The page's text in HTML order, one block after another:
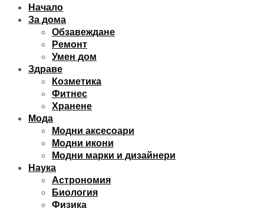
Начало
За дома
Обзавеждане
Ремонт
Умен дом
Здраве
Козметика
Фитнес
Хранене
Мода
Модни аксесоари
Модни икони
Модни марки и дизайнери
Наука
Астрономия
Биология
Физика